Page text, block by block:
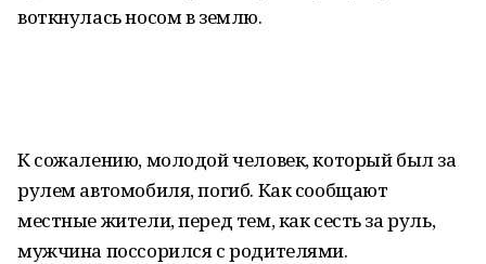
воткнулась носом в землю.
К сожалению, молодой человек, который был за
рулем автомобиля, погиб. Как сообщают
местные жители, перед тем, как сесть за руль,
мужчина поссорился с родителями.